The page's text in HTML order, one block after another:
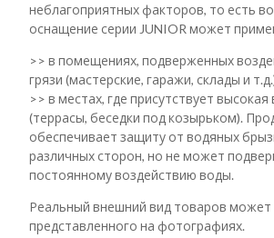
неблагоприятных факторов, то есть
оснащение серии JUNIOR может
>> в помещениях, подверженных
грязи (мастерские, гаражи, склады и
>> в местах, где присутствует
(террасы, беседки под козырьком).
обеспечивает защиту от водяных
различных сторон, но не может
постоянному воздействию воды.
Реальный внешний вид товаров может
представленного на фотографиях.